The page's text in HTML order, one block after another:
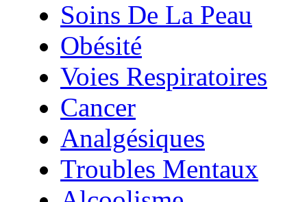
Soins De La Peau
Obésité
Voies Respiratoires
Cancer
Analgésiques
Troubles Mentaux